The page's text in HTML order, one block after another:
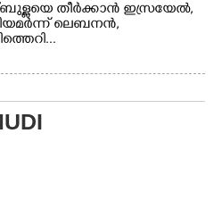
തീർക്കാൻ ഇസ്രയേൽ,
ലെബനൻ,